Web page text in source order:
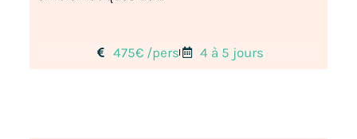
475€ /pers 4 à 5 jours